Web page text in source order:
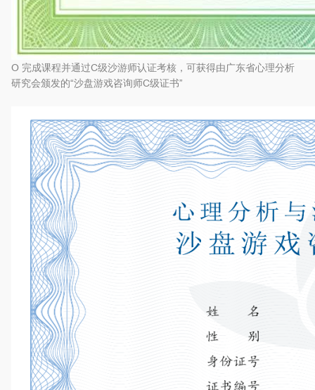
O 完成课程并通过C级沙游师认证考核，可获得由广东省心理分析
研究会颁发的“沙盘游戏咨询师C级证书”